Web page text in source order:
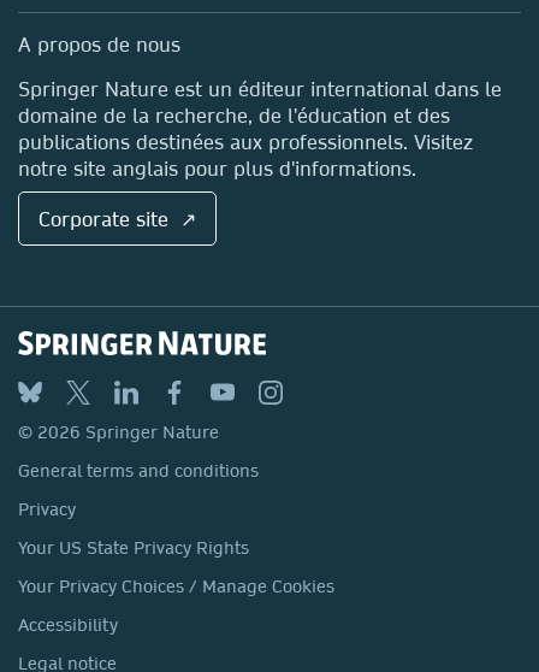
Sales and account contacts
Media Centre
Locations & Contact
A propos de nous
Springer Nature est un éditeur international dans le
domaine de la recherche, de l'éducation et des
publications destinées aux professionnels. Visitez
notre site anglais pour plus d'informations.
Corporate site ↗
© 2026 Springer Nature
General terms and conditions
Privacy
Your US State Privacy Rights
Your Privacy Choices / Manage Cookies
Accessibility
Legal notice